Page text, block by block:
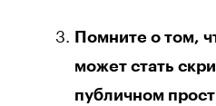
Помните о том,
может стать
публичном